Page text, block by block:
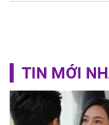
TIN MỚI